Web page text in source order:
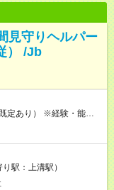
見守りヘルパー
） /Jb
定あり） ※経験・能力を
る部分があります。 雇
給 1,660円以上
駅：上溝駅）